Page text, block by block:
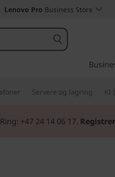
Lenovo Pro Business Store
Servere og lagring KI
+47 24 14 06 17.